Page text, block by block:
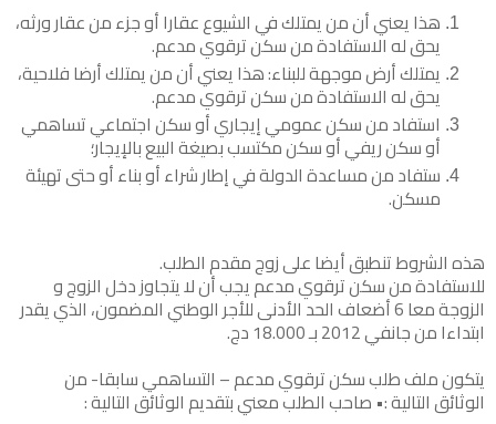
هذا يعني أن من يمتلك في الشيوع عقارا أو جزء من عقار ورثه،
يحق له الاستفادة من سكن ترقوي مدعم.
يمتلك أرض موجهة للبناء: هذا يعني أن من يمتلك أرضا فلاحية،
يحق له الاستفادة من سكن ترقوي مدعم.
استفاد من سكن عمومي إيجاري أو سكن اجتماعي تساهمي
أو سكن ريفي أو سكن مكتسب بصيغة البيع بالإيجار؛
ستفاد من مساعدة الدولة في إطار شراء أو بناء أو حتى تهيئة
مسكن.
هذه الشروط تنطبق أيضا على زوج مقدم الطلب.
للاستفادة من سكن ترقوي مدعم يجب أن لا يتجاوز دخل الزوج و
الزوجة معا 6 أضعاف الحد الأدنى للأجر الوطني المضمون، الذي يقدر
ابتداءا من جانفي 2012 بـ 18.000 دج.
يتكون ملف طلب سكن ترقوي مدعم – التساهمي سابقا- من
الوثائق التالية :• صاحب الطلب معني بتقديم الوثائق التالية :